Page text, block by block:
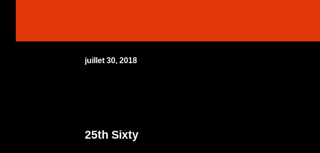
juillet 30, 2018
25th Sixty